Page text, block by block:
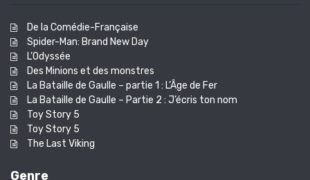
De la Comédie-Française
Spider-Man: Brand New Day
L’Odyssée
Des Minions et des monstres
La Bataille de Gaulle – partie 1 : L’Âge de Fer
La Bataille de Gaulle – Partie 2 : J’écris ton nom
Toy Story 5
Toy Story 5
The Last Viking
Genre